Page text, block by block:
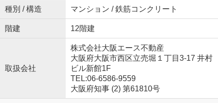
種別 / 構造 マンション / 鉄筋コンクリート
階建 12階建
取扱会社
株式会社大阪エース不動産
大阪府大阪市西区立売堀１丁目3-17 井村
ビル新館1F
TEL:06-6586-9559
大阪府知事 (2) 第61810号